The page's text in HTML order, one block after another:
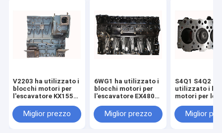
V2203 ha utilizzato i
blocchi motori per
l'escavatore KX155
0101DMiglior prezzo
6WG1 ha utilizzato i
blocchi motori per
l'escavatore EX480
98180452-1 898180-
4521
Miglior prezzo
S4Q1 S4Q2 ha
utilizzato i
motori per le
motore diesel
Miglior